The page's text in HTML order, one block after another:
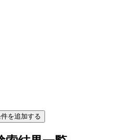
を追加する